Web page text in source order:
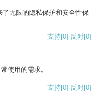
无限的隐私保护和安全性保
支持[0] 反对[0]
使用的需求。
支持[0] 反对[0]